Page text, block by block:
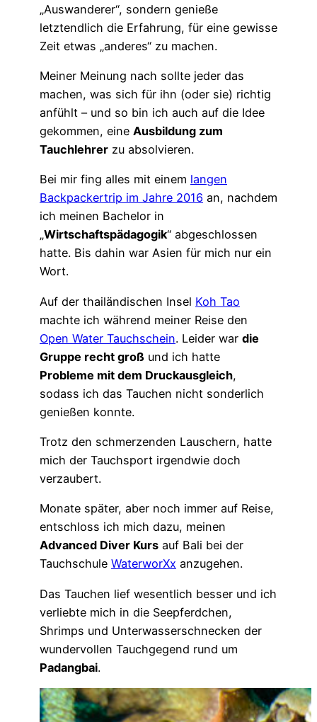
„Auswanderer“, sondern genieße
letztendlich die Erfahrung, für eine gewisse
Zeit etwas „anderes“ zu machen.
Meiner Meinung nach sollte jeder das
machen, was sich für ihn (oder sie) richtig
anfühlt – und so bin ich auch auf die Idee
gekommen, eine Ausbildung zum
Tauchlehrer zu absolvieren.
Bei mir fing alles mit einem langen
Backpackertrip im Jahre 2016 an, nachdem
ich meinen Bachelor in
„Wirtschaftspädagogik“ abgeschlossen
hatte. Bis dahin war Asien für mich nur ein
Wort.
Auf der thailändischen Insel Koh Tao
machte ich während meiner Reise den
Open Water Tauchschein. Leider war die
Gruppe recht groß und ich hatte
Probleme mit dem Druckausgleich,
sodass ich das Tauchen nicht sonderlich
genießen konnte.
Trotz den schmerzenden Lauschern, hatte
mich der Tauchsport irgendwie doch
verzaubert.
Monate später, aber noch immer auf Reise,
entschloss ich mich dazu, meinen
Advanced Diver Kurs auf Bali bei der
Tauchschule WaterworXx anzugehen.
Das Tauchen lief wesentlich besser und ich
verliebte mich in die Seepferdchen,
Shrimps und Unterwasserschnecken der
wundervollen Tauchgegend rund um
Padangbai.